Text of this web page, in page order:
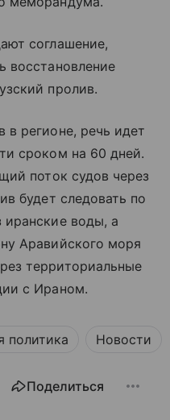
соглашение,
восстановление
пролив.
регионе, речь идет
сроком на 60 дней.
поток судов через
будет следовать по
воды, а
Аравийского моря
территориальные
с Ираном.
политика Новости
Поделиться